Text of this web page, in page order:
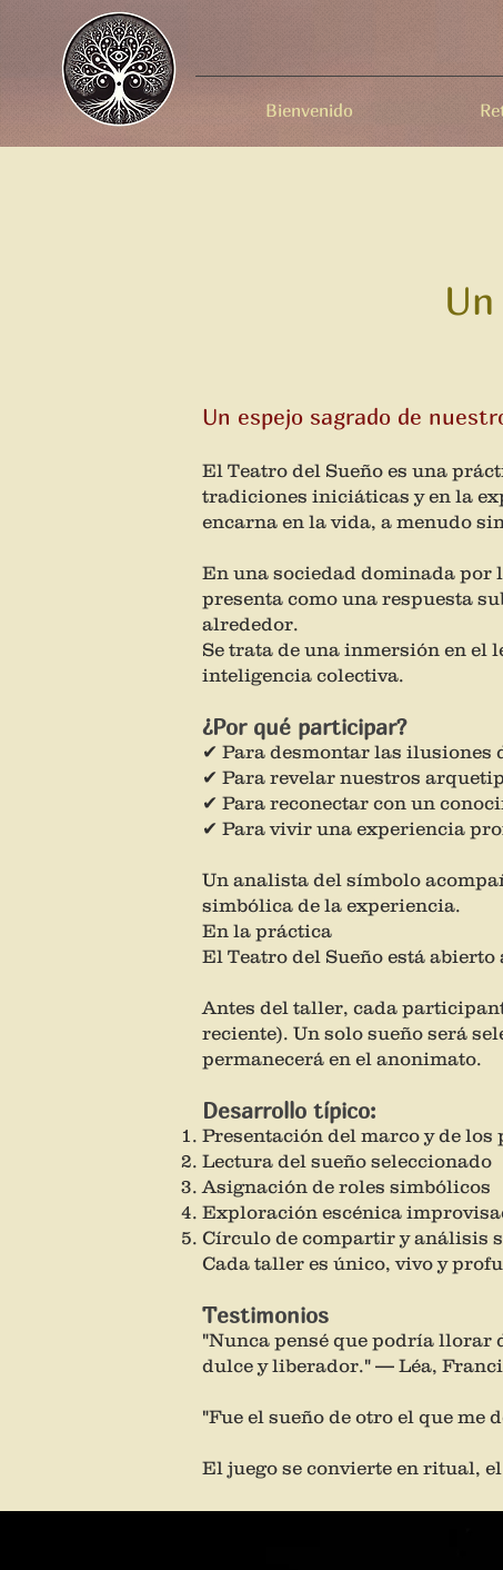
Bienvenido
Un espejo sagrado de
El Teatro del Sueño es una
tradiciones iniciáticas y en la
encarna en la vida, a menudo
En una sociedad dominada por
presenta como una respuesta
alrededor.
Se trata de una inmersión en
inteligencia colectiva.
¿Por qué participar?
✔ Para desmontar las ilusiones
✔ Para revelar nuestros
✔ Para reconectar con un
✔ Para vivir una experiencia
Un analista del símbolo
simbólica de la experiencia.
En la práctica
El Teatro del Sueño está
Antes del taller, cada
reciente). Un solo sueño será
permanecerá en el anonimato.
Desarrollo típico:
Presentación del marco y de
Lectura del sueño seleccionado
Asignación de roles simbólicos
Exploración escénica
Círculo de compartir y análisis
Cada taller es único, vivo y
Testimonios
"Nunca pensé que podría llorar
dulce y liberador." — Léa,
"Fue el sueño de otro el que
El juego se convierte en ritual,